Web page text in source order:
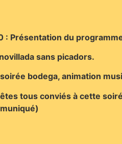
: Présentation du
sans picadors.
bodega, animation
tous conviés à cette